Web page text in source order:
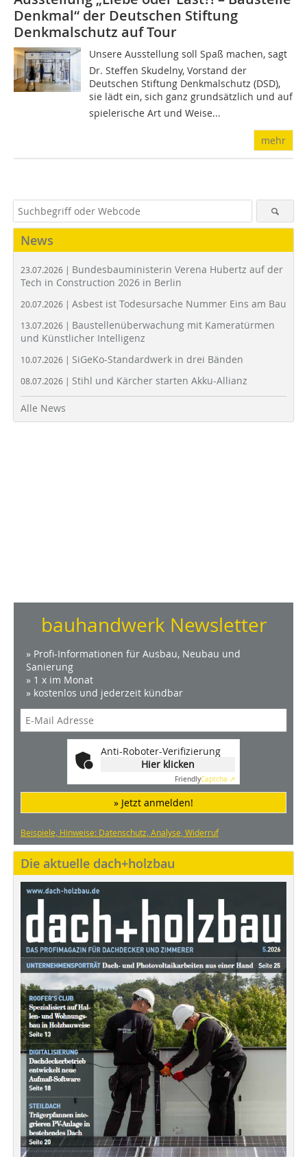
Denkmal“ der Deutschen Stiftung
Denkmalschutz auf Tour
Unsere Ausstellung soll Spaß machen, sagt
Dr. Steffen Skudelny, Vorstand der
Deutschen Stiftung Denkmalschutz (DSD),
sie lädt ein, sich ganz grundsätzlich und auf
spielerische Art und Weise...
mehr
News
23.07.2026 | Bundesbauministerin Verena Hubertz auf der
Tech in Construction 2026 in Berlin
20.07.2026 | Asbest ist Todesursache Nummer Eins am Bau
13.07.2026 | Baustellenüberwachung mit Kameratürmen
und Künstlicher Intelligenz
10.07.2026 | SiGeKo-Standardwerk in drei Bänden
08.07.2026 | Stihl und Kärcher starten Akku-Allianz
Alle News
bauhandwerk Newsletter
» Profi-Informationen für Ausbau, Neubau und
Sanierung
» 1 x im Monat
» kostenlos und jederzeit kündbar
Anti-Roboter-Verifizierung
Hier klicken
FriendlyCaptcha ⇗
» Jetzt anmelden!
Beispiele, Hinweise: Datenschutz, Analyse, Widerruf
Die aktuelle dach+holzbau